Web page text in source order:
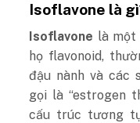
Isoflavone là
Isoflavone là một
họ flavonoid,
đậu nành và các
gọi là “estrogen
cấu trúc tương